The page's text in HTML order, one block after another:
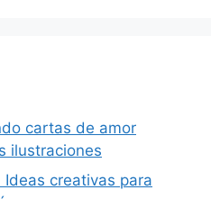
cartas de amor
ilustraciones
creativas para